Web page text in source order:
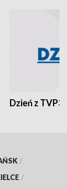
Dzień z TVP3
/
/